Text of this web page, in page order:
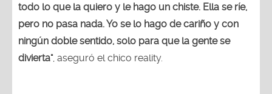
todo lo que la quiero y le hago un chiste. Ella se ríe,
pero no pasa nada. Yo se lo hago de cariño y con
ningún doble sentido, solo para que la gente se
divierta", aseguró el chico reality.